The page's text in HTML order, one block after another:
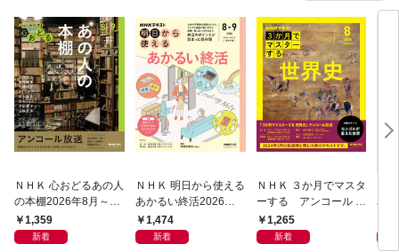
ＮＨＫ 心おどるあの人
の本棚2026年8月～9
月1,359
新着
ＮＨＫ 明日から使える
あかるい終活2026年8
月～9月
1,474
新着
ＮＨＫ ３か月でマスタ
ーする アンコール 世
界史2026年8月
1,265
新着
名
宣